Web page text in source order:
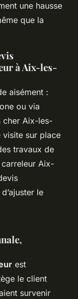
une hausse
que la
à Aix-les-
aisément :
ou via
cher Aix-les-
visite sur place
travaux de
Aix-
le
est
le client
survenir